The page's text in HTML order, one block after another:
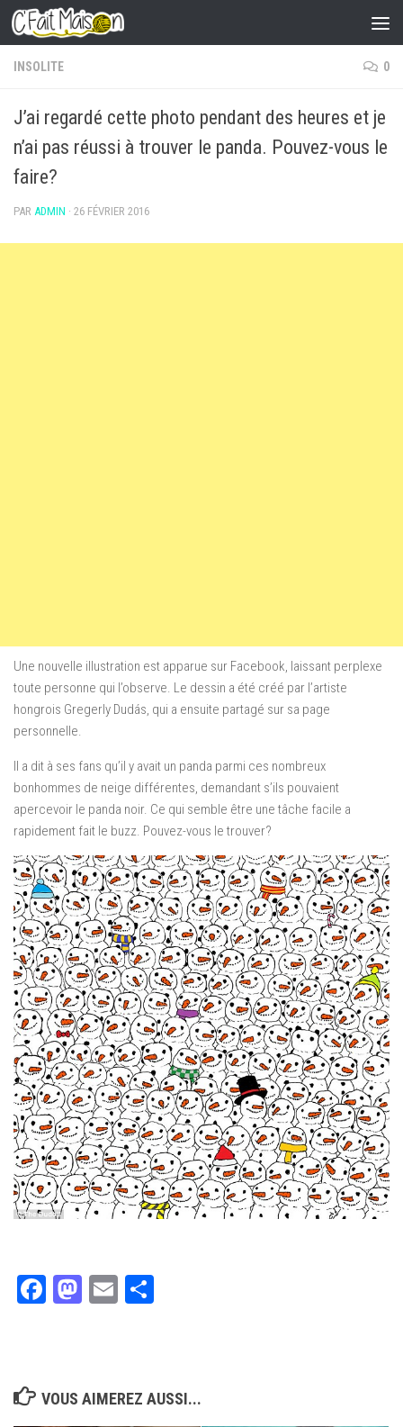
Skip to content
INSOLITE 0
J’ai regardé cette photo pendant des heures et je
n’ai pas réussi à trouver le panda. Pouvez-vous le
faire?
PAR ADMIN · 26 FÉVRIER 2016
Une nouvelle illustration est apparue sur Facebook, laissant perplexe
toute personne qui l’observe. Le dessin a été créé par l’artiste
hongrois Gregerly Dudás, qui a ensuite partagé sur sa page
personnelle.
Il a dit à ses fans qu’il y avait un panda parmi ces nombreux
bonhommes de neige différentes, demandant s’ils pouvaient
apercevoir le panda noir. Ce qui semble être une tâche facile a
rapidement fait le buzz. Pouvez-vous le trouver?
Facebook
Mastodon
Email
VOUS AIMEREZ AUSSI...